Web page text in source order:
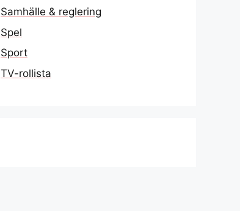
Samhälle & reglering
Spel
Sport
TV-rollista